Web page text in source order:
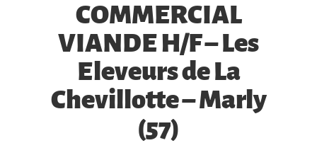
COMMERCIAL
VIANDE H/F – Les
Eleveurs de La
Chevillotte – Marly
(57)